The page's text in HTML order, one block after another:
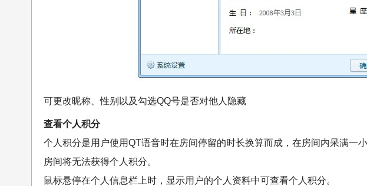
可更改昵称、性别以及勾选QQ号是否对他人隐藏
查看个人积分
个人积分是用户使用QT语音时在房间停留的时长换算而成，在房间内呆满一
房间将无法获得个人积分。
鼠标悬停在个人信息栏上时，显示用户的个人资料中可查看个人积分。